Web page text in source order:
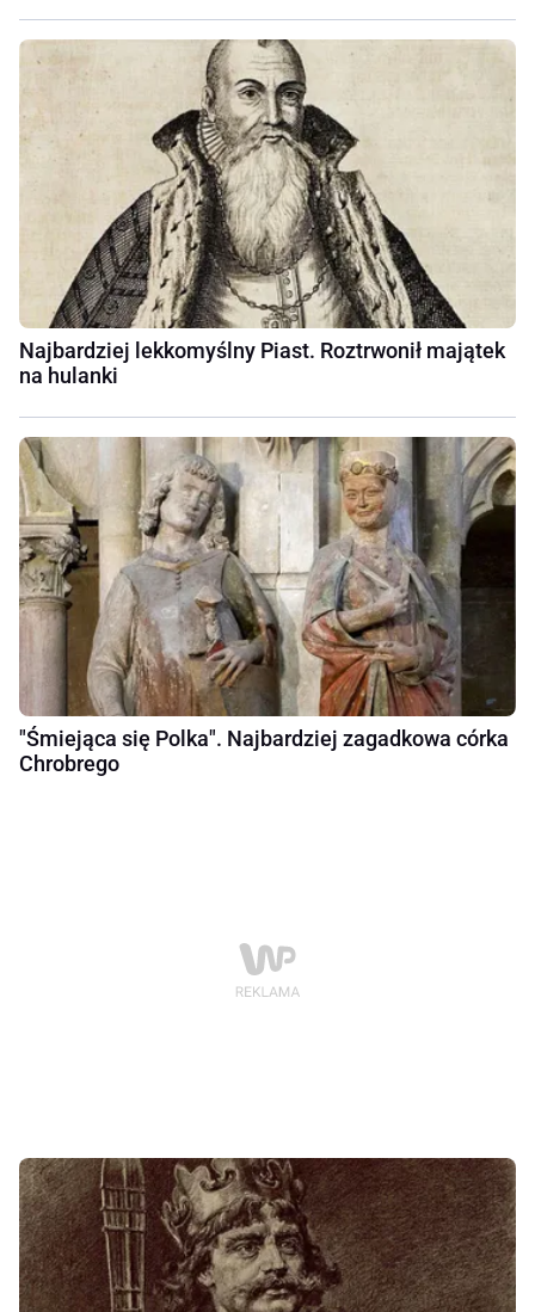
Najbardziej lekkomyślny Piast. Roztrwonił majątek
na hulanki
"Śmiejąca się Polka". Najbardziej zagadkowa córka
Chrobrego